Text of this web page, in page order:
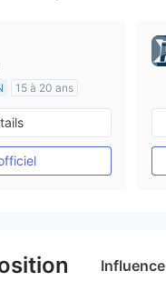
15 à 20 ans
de Australie
(MM)
MT4
Influence